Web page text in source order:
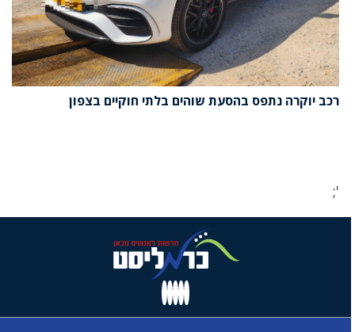
רכב יוקרה נתפס בהסעת שוהים בלתי חוקיים בצפון
';